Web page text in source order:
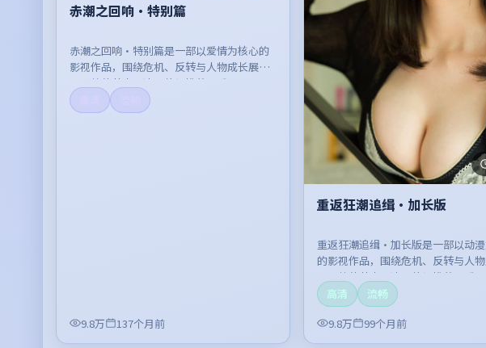
赤潮之回响·特别篇
赤潮之回响·特别篇是一部以爱情为核心的
影视作品，围绕危机、反转与人物成长展
开，整体节奏紧凑，值得推荐观看。
9.8万 137个月前
重返狂潮追缉·加长版
重返狂潮追缉·加长版是一部以动
的影视作品，围绕危机、反转与人
开，整体节奏紧凑，值得推荐观看。
高清
流畅
9.8万
99个月前